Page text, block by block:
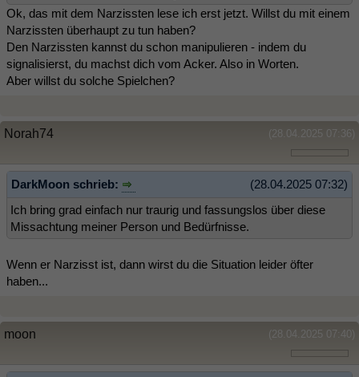
Ok, das mit dem Narzissten lese ich erst jetzt. Willst du mit einem
Narzissten überhaupt zu tun haben?
Den Narzissten kannst du schon manipulieren - indem du
signalisierst, du machst dich vom Acker. Also in Worten.
Aber willst du solche Spielchen?
(28.04.2025 07:36)
Norah74
(28.04.2025 07:32)
DarkMoon schrieb:
Ich bring grad einfach nur traurig und fassungslos über diese
Missachtung meiner Person und Bedürfnisse.
Wenn er Narzisst ist, dann wirst du die Situation leider öfter
haben...
(28.04.2025 07:40)
moon